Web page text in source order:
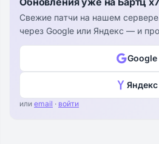
Свежие патчи на нашем
через Google или Яндекс — и
Google
Яндекс
или email · войти